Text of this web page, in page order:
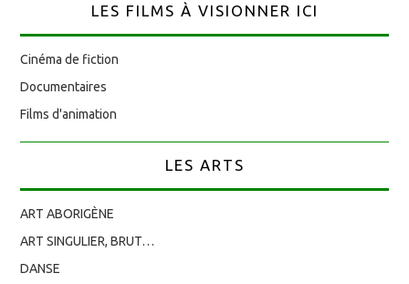
LES FILMS À VISIONNER ICI
Cinéma de fiction
Documentaires
Films d'animation
LES ARTS
ART ABORIGÈNE
ART SINGULIER, BRUT…
DANSE